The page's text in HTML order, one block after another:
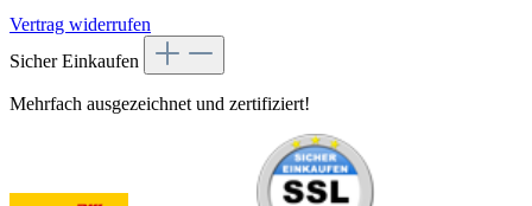
Vertrag widerrufen
Sicher Einkaufen
Mehrfach ausgezeichnet und zertifiziert!